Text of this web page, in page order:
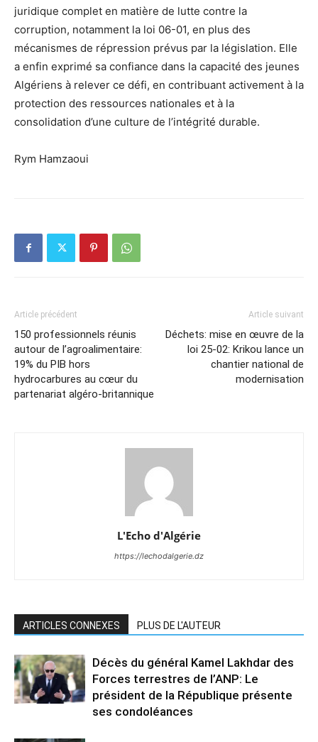
juridique complet en matière de lutte contre la
corruption, notamment la loi 06-01, en plus des
mécanismes de répression prévus par la législation. Elle
a enfin exprimé sa confiance dans la capacité des jeunes
Algériens à relever ce défi, en contribuant activement à la
protection des ressources nationales et à la
consolidation d’une culture de l’intégrité durable.
Rym Hamzaoui
Article précédent
150 professionnels réunis
autour de l’agroalimentaire:
19% du PIB hors
hydrocarbures au cœur du
partenariat algéro-britannique
Article suivant
Déchets: mise en œuvre de la
loi 25-02: Krikou lance un
chantier national de
modernisation
L'Echo d'Algérie
https://lechodalgerie.dz
ARTICLES CONNEXES PLUS DE L'AUTEUR
Décès du général Kamel Lakhdar des
Forces terrestres de l’ANP: Le
président de la République présente
ses condoléances